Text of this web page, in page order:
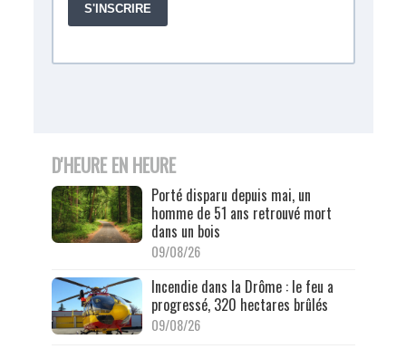
D'HEURE EN HEURE
Porté disparu depuis mai, un
homme de 51 ans retrouvé mort
dans un bois
09/08/26
Incendie dans la Drôme : le feu a
progressé, 320 hectares brûlés
09/08/26